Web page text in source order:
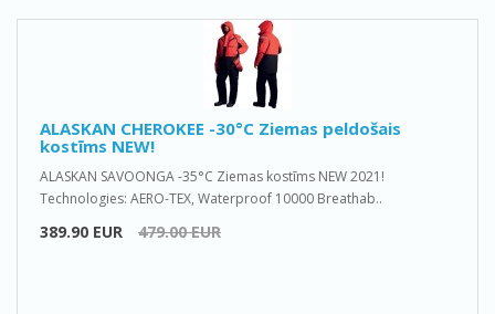
ALASKAN CHEROKEE -30°C Ziemas peldošais
kostīms NEW!
ALASKAN SAVOONGA -35°C Ziemas kostīms NEW 2021!
Technologies: AERO-TEX, Waterproof 10000 Breathab..
389.90 EUR 479.00 EUR